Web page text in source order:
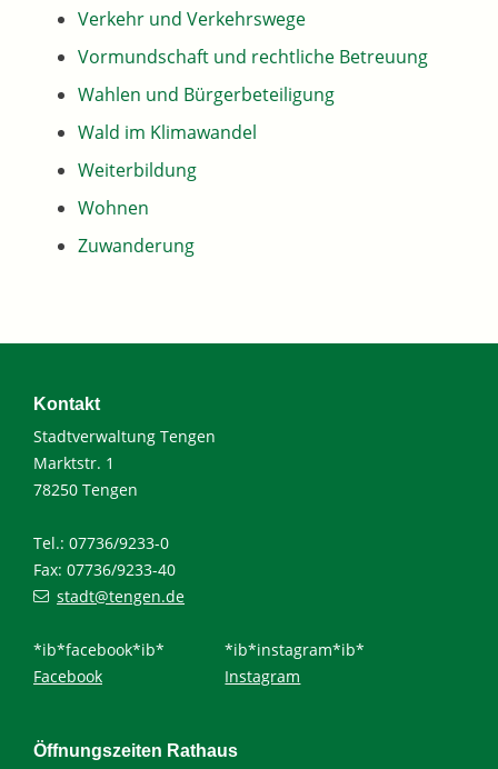
Verkehr und Verkehrswege
Vormundschaft und rechtliche Betreuung
Wahlen und Bürgerbeteiligung
Wald im Klimawandel
Weiterbildung
Wohnen
Zuwanderung
Kontakt
Stadtverwaltung Tengen
Marktstr. 1
78250 Tengen
Tel.: 07736/9233-0
Fax: 07736/9233-40
stadt@tengen.de
*ib*facebook*ib*
Facebook
*ib*instagram*ib*
Instagram
Öffnungszeiten Rathaus